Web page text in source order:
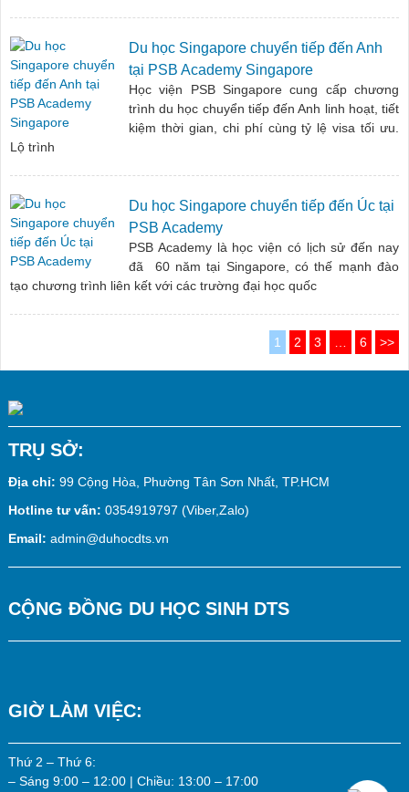
Du học Singapore chuyển tiếp đến Anh
tại PSB Academy Singapore
Học viện PSB Singapore cung cấp chương
trình du học chuyển tiếp đến Anh linh hoạt, tiết
kiệm thời gian, chi phí cùng tỷ lệ visa tối ưu.
Lộ trình
Du học Singapore chuyển tiếp đến Úc tại
PSB Academy
PSB Academy là học viện có lịch sử đến nay
đã 60 năm tại Singapore, có thế mạnh đào
tạo chương trình liên kết với các trường đại học quốc
1 2 3 6 >>
TRỤ SỞ:
Địa chỉ: 99 Cộng Hòa, Phường Tân Sơn Nhất, TP.HCM
Hotline tư vấn: 0354919797 (Viber,Zalo)
Email: admin@duhocdts.vn
CỘNG ĐỒNG DU HỌC SINH DTS
GIỜ LÀM VIỆC:
Thứ 2 – Thứ 6:
– Sáng 9:00 – 12:00 | Chiều: 13:00 – 17:00